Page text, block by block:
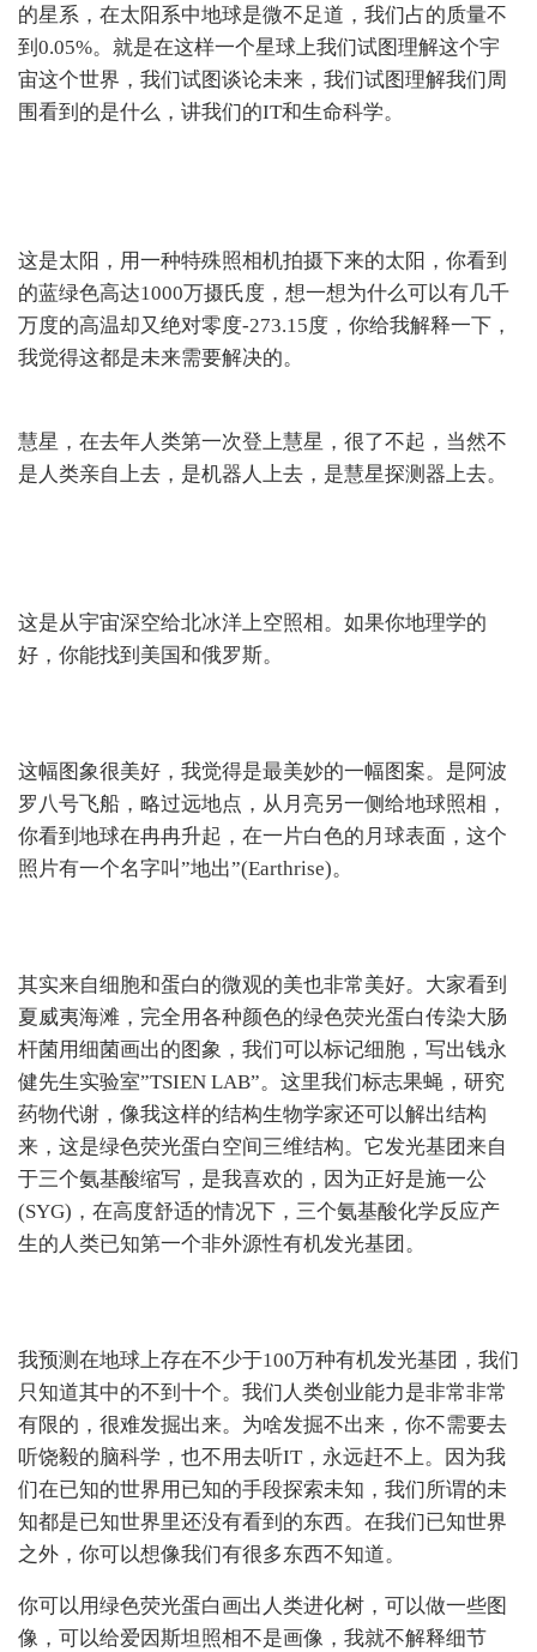
的星系，在太阳系中地球是微不足道，我们占的质量不
到0.05%。就是在这样一个星球上我们试图理解这个宇
宙这个世界，我们试图谈论未来，我们试图理解我们周
围看到的是什么，讲我们的IT和生命科学。
这是太阳，用一种特殊照相机拍摄下来的太阳，你看到
的蓝绿色高达1000万摄氏度，想一想为什么可以有几千
万度的高温却又绝对零度-273.15度，你给我解释一下，
我觉得这都是未来需要解决的。
慧星，在去年人类第一次登上慧星，很了不起，当然不
是人类亲自上去，是机器人上去，是慧星探测器上去。
这是从宇宙深空给北冰洋上空照相。如果你地理学的
好，你能找到美国和俄罗斯。
这幅图象很美好，我觉得是最美妙的一幅图案。是阿波
罗八号飞船，略过远地点，从月亮另一侧给地球照相，
你看到地球在冉冉升起，在一片白色的月球表面，这个
照片有一个名字叫”地出”(Earthrise)。
其实来自细胞和蛋白的微观的美也非常美好。大家看到
夏威夷海滩，完全用各种颜色的绿色荧光蛋白传染大肠
杆菌用细菌画出的图象，我们可以标记细胞，写出钱永
健先生实验室”TSIEN LAB”。这里我们标志果蝇，研究
药物代谢，像我这样的结构生物学家还可以解出结构
来，这是绿色荧光蛋白空间三维结构。它发光基团来自
于三个氨基酸缩写，是我喜欢的，因为正好是施一公
(SYG)，在高度舒适的情况下，三个氨基酸化学反应产
生的人类已知第一个非外源性有机发光基团。
我预测在地球上存在不少于100万种有机发光基团，我们
只知道其中的不到十个。我们人类创业能力是非常非常
有限的，很难发掘出来。为啥发掘不出来，你不需要去
听饶毅的脑科学，也不用去听IT，永远赶不上。因为我
们在已知的世界用已知的手段探索未知，我们所谓的未
知都是已知世界里还没有看到的东西。在我们已知世界
之外，你可以想像我们有很多东西不知道。
你可以用绿色荧光蛋白画出人类进化树，可以做一些图
像，可以给爱因斯坦照相不是画像，我就不解释细节